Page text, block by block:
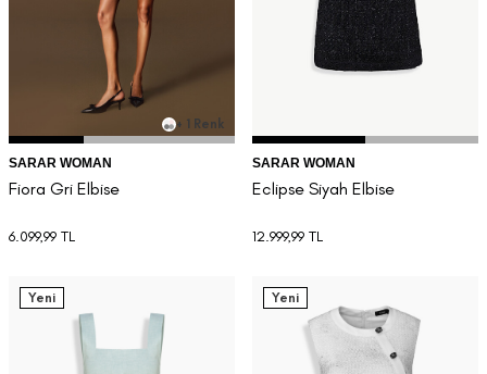
+ 1 Renk
SARAR WOMAN
Fiora Gri Elbise
6.099,99 TL
SARAR WOMAN
Eclipse Siyah Elbise
12.999,99 TL
Yeni Yeni